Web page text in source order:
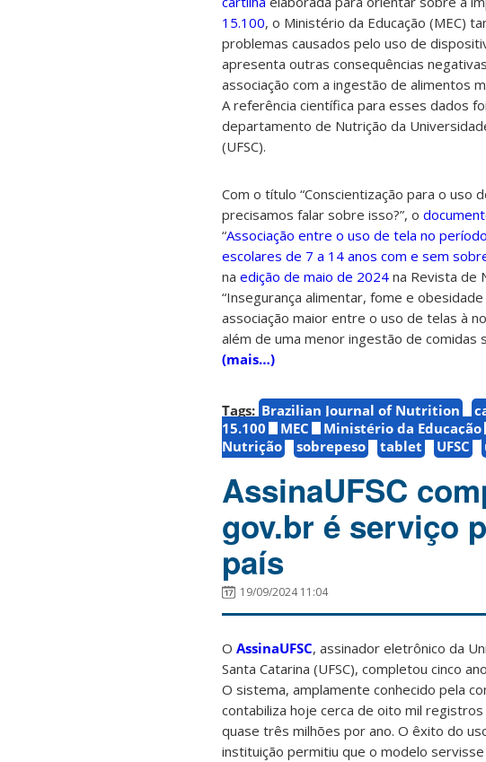
15.100, o Ministério da Educação (MEC)
problemas causados pelo uso de
apresenta outras consequências
associação com a ingestão de alimentos
A referência científica para esses dados
departamento de Nutrição da
(UFSC).
Com o título “Conscientização para o uso
precisamos falar sobre isso?”, o
“Associação entre o uso de tela no
escolares de 7 a 14 anos com e sem
na edição de maio de 2024 na Revista de
“Insegurança alimentar, fome e
associação maior entre o uso de telas à
além de uma menor ingestão de comidas
(mais…)
Tags: Brazilian Journal of Nutrition
15.100
MEC Ministério da Educação
Nutrição
sobrepeso tablet UFSC
AssinaUFSC
gov.br é serviço
país
19/09/2024 11:04
O AssinaUFSC, assinador eletrônico da
Santa Catarina (UFSC), completou cinco
O sistema, amplamente conhecido pela
contabiliza hoje cerca de oito mil registros
quase três milhões por ano. O êxito do
instituição permitiu que o modelo